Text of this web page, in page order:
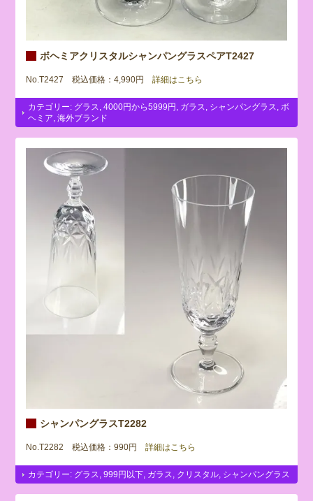
ボヘミアクリスタルシャンパングラスペアT2427
No.T2427 税込価格：4,990円 詳細はこちら
カテゴリー: グラス ,4000円から5999円 ガラス シャンパングラス
ボ
ヘミア ,海外ブランド
シャンパングラスT2282
No.T2282 税込価格：990円 詳細はこちら
カテゴリー: グラス ,999円以下 ガラス クリスタル シャンパングラス